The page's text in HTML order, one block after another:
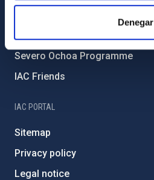
Denegar
External funding
Severo Ochoa Programme
IAC Friends
IAC PORTAL
Sitemap
Privacy policy
Legal notice